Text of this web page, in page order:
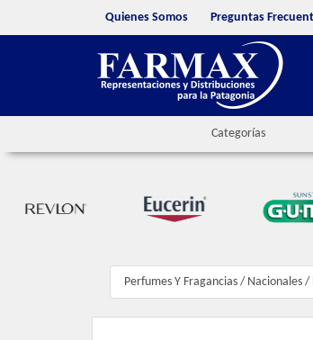
Quienes Somos Preguntas
Categorías
Perfumes Y Fragancias / Nacionales /